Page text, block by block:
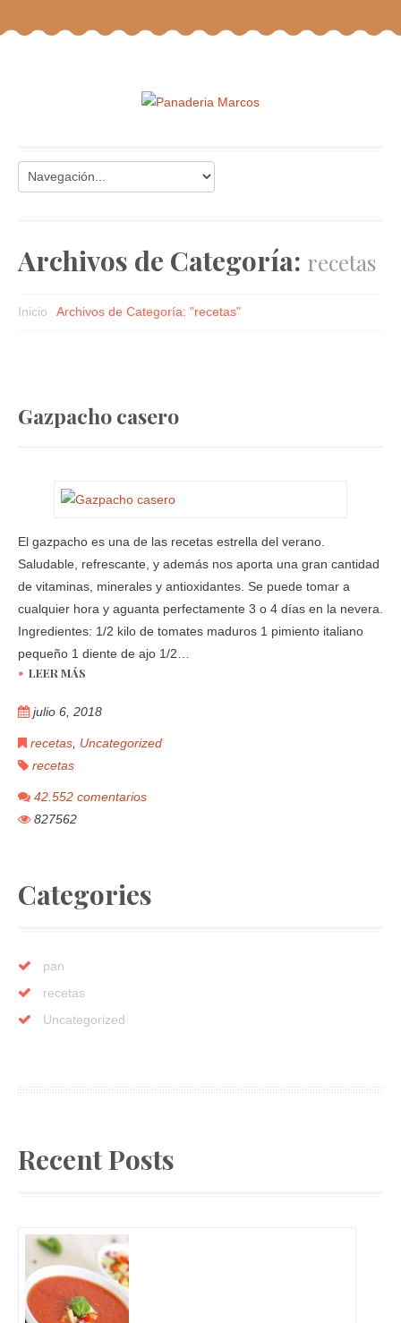
Archivos de Categoría: recetas
Inicio Archivos de Categoría: "recetas"
Gazpacho casero
El gazpacho es una de las recetas estrella del verano.
Saludable, refrescante, y además nos aporta una gran cantidad
de vitaminas, minerales y antioxidantes. Se puede tomar a
cualquier hora y aguanta perfectamente 3 o 4 días en la nevera.
Ingredientes: 1/2 kilo de tomates maduros 1 pimiento italiano
pequeño 1 diente de ajo 1/2…
LEER MÁS
julio 6, 2018
recetas Uncategorized
recetas
42.552 comentarios
827562
Categories
pan
recetas
Uncategorized
Recent Posts